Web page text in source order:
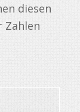
diesen
Zahlen